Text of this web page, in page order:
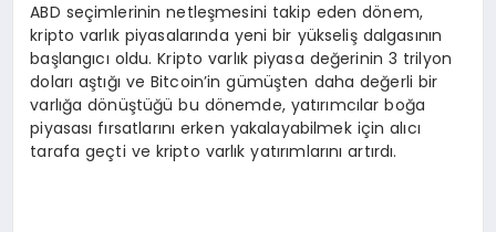
ABD seçimlerinin netleşmesini takip eden dönem,
kripto varlık piyasalarında yeni bir yükseliş dalgasının
başlangıcı oldu. Kripto varlık piyasa değerinin 3 trilyon
doları aştığı ve Bitcoin’in gümüşten daha değerli bir
varlığa dönüştüğü bu dönemde, yatırımcılar boğa
piyasası fırsatlarını erken yakalayabilmek için alıcı
tarafa geçti ve kripto varlık yatırımlarını artırdı.